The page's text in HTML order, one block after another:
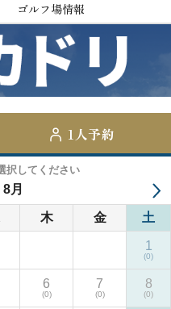
ゴルフ場情報
1人予約
択してください
8月
木 金 土
1
6 7 8